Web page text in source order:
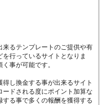
るテンプレートのご提供や有
行っているサイトとなりま
事が可能です。
し換金する事が出来るサイト
ドされる度にポイント加算な
る事で多くの報酬を獲得する